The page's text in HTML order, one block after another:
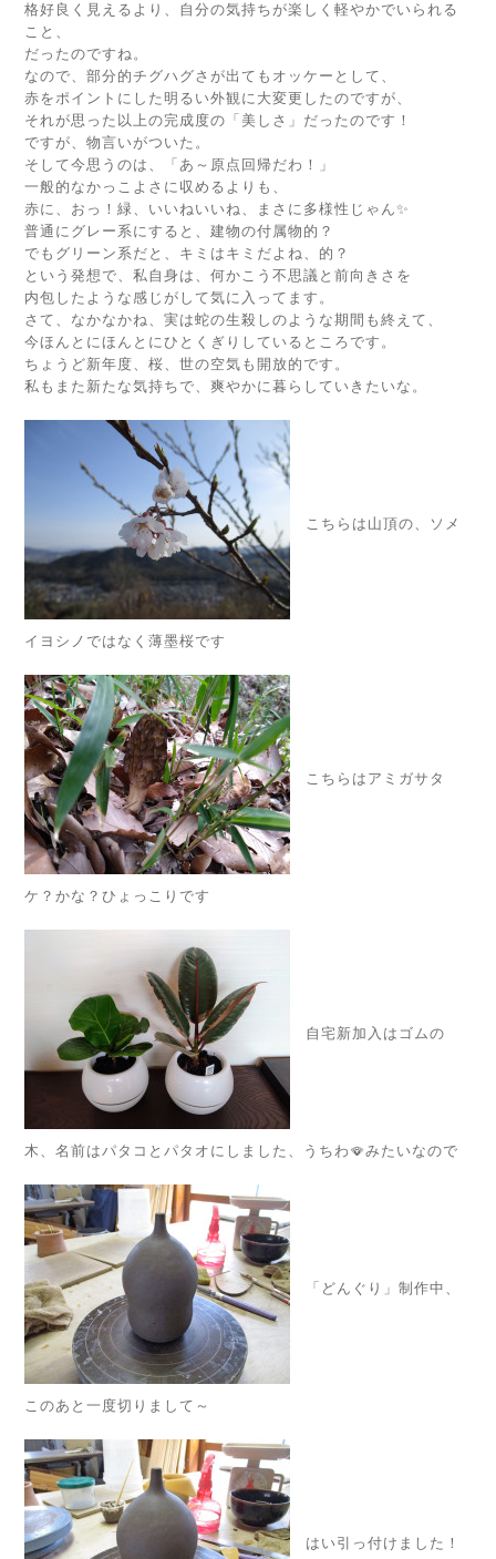
格好良く見えるより、自分の気持ちが楽しく軽やかでいられる
こと、
だったのですね。
なので、部分的チグハグさが出てもオッケーとして、
赤をポイントにした明るい外観に大変更したのですが、
それが思った以上の完成度の「美しさ」だったのです！
ですが、物言いがついた。
そして今思うのは、「あ～原点回帰だわ！」
一般的なかっこよさに収めるよりも、
赤に、おっ！緑、いいねいいね、まさに多様性じゃん✨
普通にグレー系にすると、建物の付属物的？
でもグリーン系だと、キミはキミだよね、的？
という発想で、私自身は、何かこう不思議と前向きさを
内包したような感じがして気に入ってます。
さて、なかなかね、実は蛇の生殺しのような期間も終えて、
今ほんとにほんとにひとくぎりしているところです。
ちょうど新年度、桜、世の空気も開放的です。
私もまた新たな気持ちで、爽やかに暮らしていきたいな。
こちらは山頂の、ソメ
イヨシノではなく薄墨桜です
こちらはアミガサタ
ケ？かな？ひょっこりです
自宅新加入はゴムの
木、名前はパタコとパタオにしました、うちわ🪭みたいなので
「どんぐり」制作中、
このあと一度切りまして～
はい引っ付けました！